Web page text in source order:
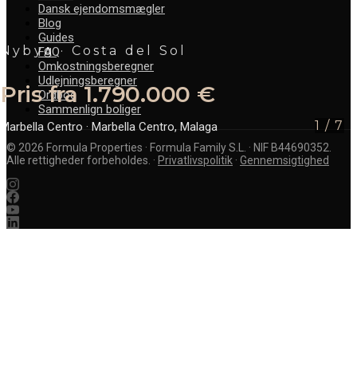
Nybyg · Costa del Sol
Pris fra 1.790.000 €
Marbella Centro · Marbella Centro, Malaga 1 /7
Dansk ejendomsmægler
Blog
Guides
FAQ
Omkostningsberegner
Udlejningsberegner
Ordbog
Sammenlign boliger
© 2026 Formula Properties · Formula Family S.L. · NIF B44690352.
Alle rettigheder forbeholdes. · Privatlivspolitik · Gennemsigtighed